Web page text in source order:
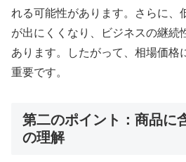
れる可能性があります。さらに、
が出にくくなり、ビジネスの継続
あります。したがって、相場価格
重要です。
第二のポイント：商品に
の理解